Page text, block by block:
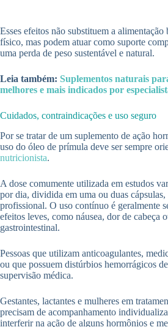
Esses efeitos não substituem a
físico, mas podem atuar como suporte
uma perda de peso sustentável e natural.
Leia também: Suplementos naturais
melhores e mais indicados por
Cuidados, contraindicações e uso seguro
Por se tratar de um suplemento de ação
uso do óleo de prímula deve ser sempre
nutricionista.
A dose comumente utilizada em estudos
por dia, dividida em uma ou duas
profissional. O uso contínuo é geralmente
efeitos leves, como náusea, dor de cabeça
gastrointestinal.
Pessoas que utilizam anticoagulantes,
ou que possuem distúrbios hemorrágicos
supervisão médica.
Gestantes, lactantes e mulheres em
precisam de acompanhamento
interferir na ação de alguns hormônios e